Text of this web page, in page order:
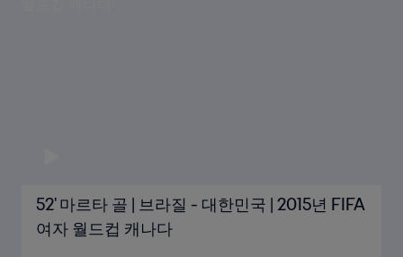
52' 마르타 골 | 브라질 - 대한민국 | 2015년 FIFA
여자 월드컵 캐나다